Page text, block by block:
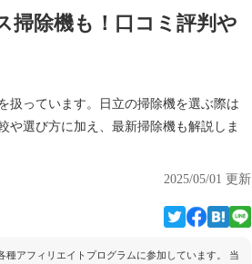
掃除機も！口コミ評判や
扱っています。日立の掃除機を選ぶ際は
や選び方に加え、最新掃除機も解説しま
2025/05/01 更新
種アフィリエイトプログラムに参加しています。 当